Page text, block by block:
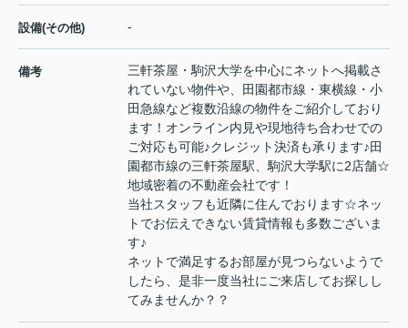
設備(その他) -
備考
三軒茶屋・駒沢大学を中心にネットへ掲載さ
れていない物件や、田園都市線・東横線・小
田急線など複数沿線の物件をご紹介しており
ます！オンライン内見や現地待ち合わせでの
ご対応も可能♪クレジット決済も承ります♪田
園都市線の三軒茶屋駅、駒沢大学駅に2店舗☆
地域密着の不動産会社です！
当社スタッフも近隣に住んでおります☆ネッ
トでお伝えできない賃貸情報も多数ございま
す♪
ネットで満足するお部屋が見つらないようで
したら、是非一度当社にご来店してお探しし
てみませんか？？